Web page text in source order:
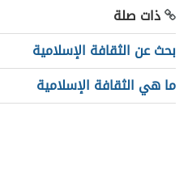
ذات صلة
بحث عن الثقافة الإسلامية
ما هي الثقافة الإسلامية